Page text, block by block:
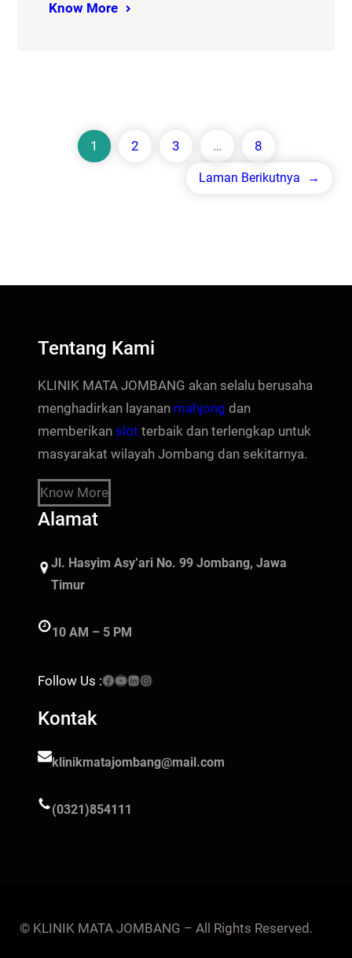
Know More
1 2 3 … 8
Laman Berikutnya →
Tentang Kami
KLINIK MATA JOMBANG akan selalu berusaha
menghadirkan layanan mahjong dan
memberikan slot terbaik dan terlengkap untuk
masyarakat wilayah Jombang dan sekitarnya.
Know More
Alamat
Jl. Hasyim Asy’ari No. 99 Jombang, Jawa
Timur
10 AM – 5 PM
Follow Us :Facebook YouTube LinkedIn Instagram
Kontak
klinikmatajombang@mail.com
(0321)854111
© KLINIK MATA JOMBANG – All Rights Reserved.